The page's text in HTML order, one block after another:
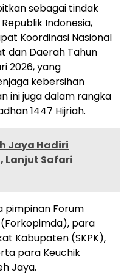
sebagai tindak
Indonesia,
Koordinasi Nasional
dan Daerah Tahun
2026, yang
kebersihan
ini juga dalam rangka
1447 Hijriah.
Jaya Hadiri
Lanjut Safari
pimpinan Forum
para
Kabupaten (SKPK),
para Keuchik
Jaya.